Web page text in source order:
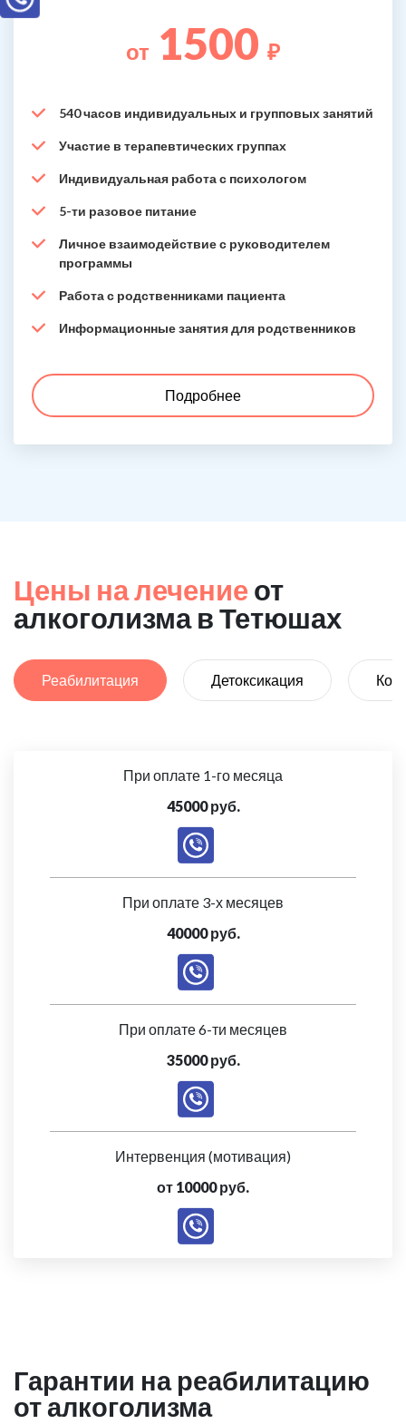
от 1500 ₽
540 часов индивидуальных и групповых занятий
Участие в терапевтических группах
Индивидуальная работа с психологом
5-ти разовое питание
Личное взаимодействие с руководителем
программы
Работа с родственниками пациента
Информационные занятия для родственников
Подробнее
Цены на лечение от
алкоголизма в Тетюшах
Реабилитация Детоксикация
При оплате 1-го месяца
45000 руб.
При оплате 3-х месяцев
40000 руб.
При оплате 6-ти месяцев
35000 руб.
Интервенция (мотивация)
от 10000 руб.
Гарантии на реабилитацию
от алкоголизма